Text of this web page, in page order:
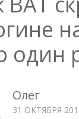
один
Олег
31 ОКТЯБРЯ